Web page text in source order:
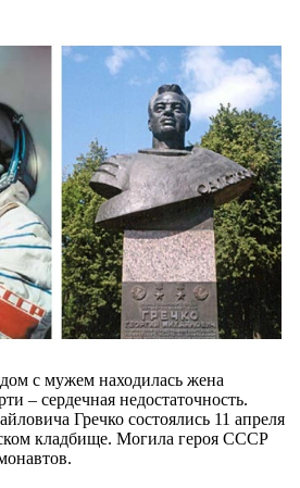
с мужем находилась жена
– сердечная недостаточность.
Гречко состоялись 11 апреля
кладбище. Могила героя СССР